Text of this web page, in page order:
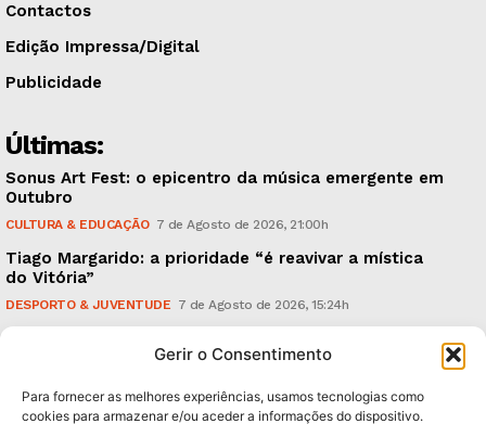
Gerir o Consentimento
Para fornecer as melhores experiências, usamos tecnologias como
cookies para armazenar e/ou aceder a informações do dispositivo.
Contactos
Edição Impressa/Digital
Publicidade
Últimas:
Sonus Art Fest: o epicentro da música emergente em
Outubro
CULTURA & EDUCAÇÃO 7 de Agosto de 2026, 21:00h
Tiago Margarido: a prioridade “é reavivar a mística
do Vitória”
DESPORTO & JUVENTUDE 7 de Agosto de 2026, 15:24h
caudais e antecipa situações de risco